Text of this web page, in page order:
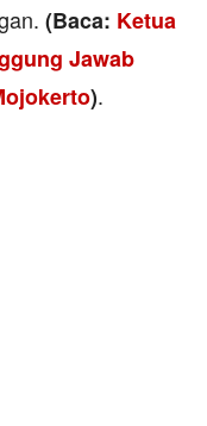
(Baca: Ketua
Jawab
).